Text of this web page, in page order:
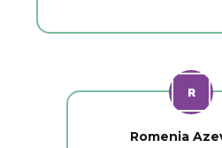
Romenia